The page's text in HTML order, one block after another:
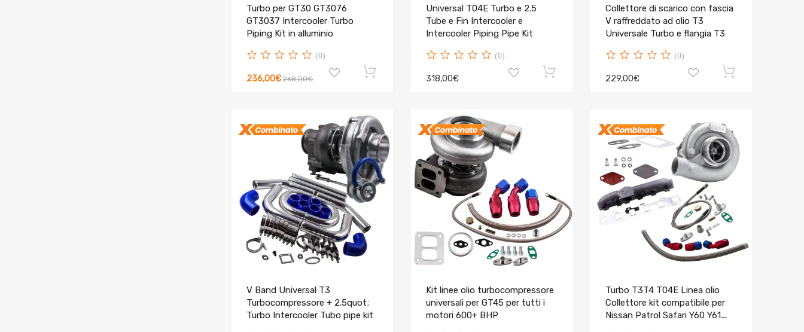
Turbo per GT30 GT3076
GT3037 Intercooler Turbo
Piping Kit in alluminio
(0)
236,00€ 268,00€
Universal T04E Turbo e 2.5
Tube e Fin Intercooler e
Intercooler Piping Pipe Kit
(0)
318,00€
Collettore di scarico con fascia
V raffreddato ad olio T3
Universale Turbo e flangia T3
(0)
229,00€
V Band Universal T3
Turbocompressore + 2.5quot;
Turbo Intercooler Tubo pipe kit
Kit linee olio turbocompressore
universali per GT45 per tutti i
motori 600+ BHP
Turbo T3T4 T04E Linea olio
Collettore kit compatibile per
Nissan Patrol Safari Y60 Y61